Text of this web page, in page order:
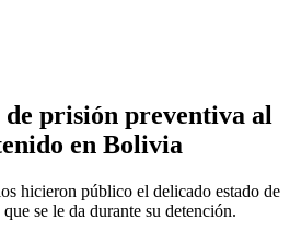
de prisión preventiva al
en Bolivia
hicieron público el delicado estado de
se le da durante su detención.